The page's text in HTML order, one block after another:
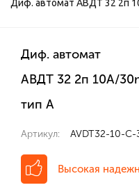
Диф. автомат АВДТ 32 2п
Диф. автомат
АВДТ 32 2п 10А/
тип А
Артикул: AVDT32-10-
Высокая